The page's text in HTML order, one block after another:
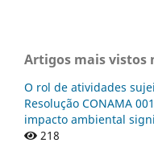
Artigos mais vistos
O rol de atividades
Resolução CONAMA
impacto ambiental
218